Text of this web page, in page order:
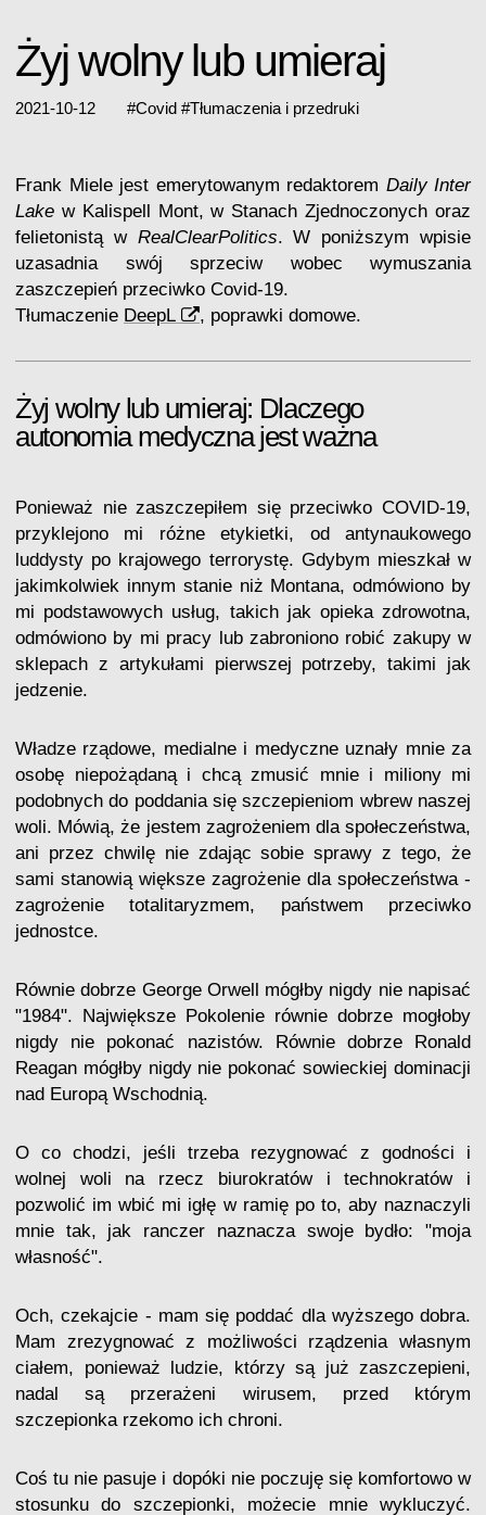
Żyj wolny lub umieraj
2021-10-12 #Covid #Tłumaczenia i przedruki
Frank Miele jest emerytowanym redaktorem Daily Inter
Lake w Kalispell Mont, w Stanach Zjednoczonych oraz
felietonistą w RealClearPolitics. W poniższym wpisie
uzasadnia swój sprzeciw wobec wymuszania
zaszczepień przeciwko Covid-19.
Tłumaczenie DeepL , poprawki domowe.
Żyj wolny lub umieraj: Dlaczego
autonomia medyczna jest ważna
Ponieważ nie zaszczepiłem się przeciwko COVID-19,
przyklejono mi różne etykietki, od antynaukowego
luddysty po krajowego terrorystę. Gdybym mieszkał w
jakimkolwiek innym stanie niż Montana, odmówiono by
mi podstawowych usług, takich jak opieka zdrowotna,
odmówiono by mi pracy lub zabroniono robić zakupy w
sklepach z artykułami pierwszej potrzeby, takimi jak
jedzenie.
Władze rządowe, medialne i medyczne uznały mnie za
osobę niepożądaną i chcą zmusić mnie i miliony mi
podobnych do poddania się szczepieniom wbrew naszej
woli. Mówią, że jestem zagrożeniem dla społeczeństwa,
ani przez chwilę nie zdając sobie sprawy z tego, że
sami stanowią większe zagrożenie dla społeczeństwa -
zagrożenie totalitaryzmem, państwem przeciwko
jednostce.
Równie dobrze George Orwell mógłby nigdy nie napisać
"1984". Największe Pokolenie równie dobrze mogłoby
nigdy nie pokonać nazistów. Równie dobrze Ronald
Reagan mógłby nigdy nie pokonać sowieckiej dominacji
nad Europą Wschodnią.
O co chodzi, jeśli trzeba rezygnować z godności i
wolnej woli na rzecz biurokratów i technokratów i
pozwolić im wbić mi igłę w ramię po to, aby naznaczyli
mnie tak, jak ranczer naznacza swoje bydło: "moja
własność".
Och, czekajcie - mam się poddać dla wyższego dobra.
Mam zrezygnować z możliwości rządzenia własnym
ciałem, ponieważ ludzie, którzy są już zaszczepieni,
nadal są przerażeni wirusem, przed którym
szczepionka rzekomo ich chroni.
Coś tu nie pasuje i dopóki nie poczuję się komfortowo w
stosunku do szczepionki, możecie mnie wykluczyć.